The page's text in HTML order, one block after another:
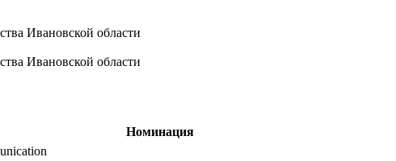
Ивановской области
Ивановской области
Номинация